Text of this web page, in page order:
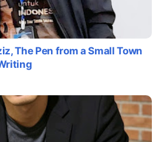
The Pen from a Small Town